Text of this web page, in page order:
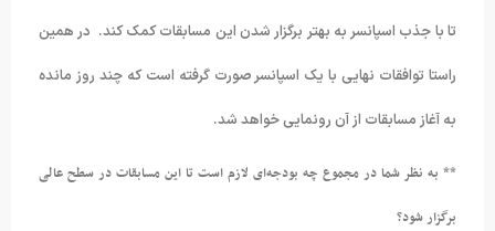
تا با جذب اسپانسر به بهتر برگزار شدن این مسابقات کمک کند. در همین
راستا توافقات نهایی با یک اسپانسر صورت گرفته است که چند روز مانده
به آغاز مسابقات از آن رونمایی خواهد شد.
** به نظر شما در مجموع چه بودجه‌ای لازم است تا این مسابقات در سطح عالی
برگزار شود؟